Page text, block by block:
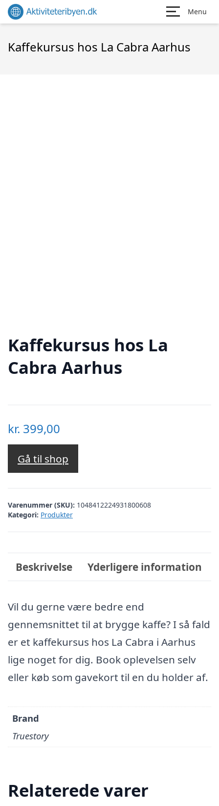
Menu
Kaffekursus hos La Cabra Aarhus
Kaffekursus hos La
Cabra Aarhus
kr. 399,00
Gå til shop
Varenummer (SKU): 1048412224931800608
Kategori: Produkter
Beskrivelse Yderligere information
Vil du gerne være bedre end
gennemsnittet til at brygge kaffe? I så fald
er et kaffekursus hos La Cabra i Aarhus
lige noget for dig. Book oplevelsen selv
eller køb som gavekort til en du holder af.
Brand
Truestory
Relaterede varer